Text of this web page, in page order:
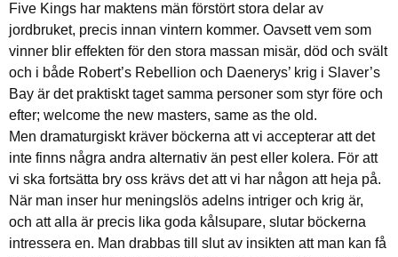
Five Kings har maktens män förstört stora delar av
jordbruket, precis innan vintern kommer. Oavsett vem som
vinner blir effekten för den stora massan misär, död och svält
och i både Robert’s Rebellion och Daenerys’ krig i Slaver’s
Bay är det praktiskt taget samma personer som styr före och
efter; welcome the new masters, same as the old.
Men dramaturgiskt kräver böckerna att vi accepterar att det
inte finns några andra alternativ än pest eller kolera. För att
vi ska fortsätta bry oss krävs det att vi har någon att heja på.
När man inser hur meningslös adelns intriger och krig är,
och att alla är precis lika goda kålsupare, slutar böckerna
intressera en. Man drabbas till slut av insikten att man kan få